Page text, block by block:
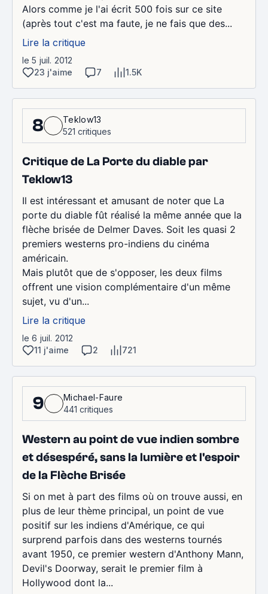
Alors comme je l'ai écrit 500 fois sur ce site
(après tout c'est ma faute, je ne fais que des...
Lire la critique
le 5 juil. 2012
23 j'aime
7 1.5K
8
Teklow13
521 critiques
Critique de La Porte du diable par
Teklow13
Il est intéressant et amusant de noter que La
porte du diable fût réalisé la même année que la
flèche brisée de Delmer Daves. Soit les quasi 2
premiers westerns pro-indiens du cinéma
américain.
Mais plutôt que de s'opposer, les deux films
offrent une vision complémentaire d'un même
sujet, vu d'un...
Lire la critique
le 6 juil. 2012
11 j'aime
2 721
9
Michael-Faure
441 critiques
Western au point de vue indien sombre
et désespéré, sans la lumière et l'espoir
de la Flèche Brisée
Si on met à part des films où on trouve aussi, en
plus de leur thème principal, un point de vue
positif sur les indiens d'Amérique, ce qui
surprend parfois dans des westerns tournés
avant 1950, ce premier western d'Anthony Mann,
Devil's Doorway, serait le premier film à
Hollywood dont la...